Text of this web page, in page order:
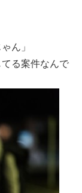
ん」
る案件なんで